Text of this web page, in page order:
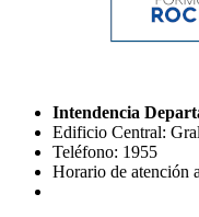
Intendencia
Edificio Central:
Teléfono: 1955
Horario de atención